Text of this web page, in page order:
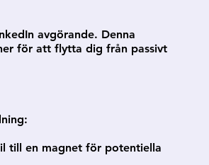
avgörande. Denna
för att flytta dig från passivt
till en magnet för potentiella